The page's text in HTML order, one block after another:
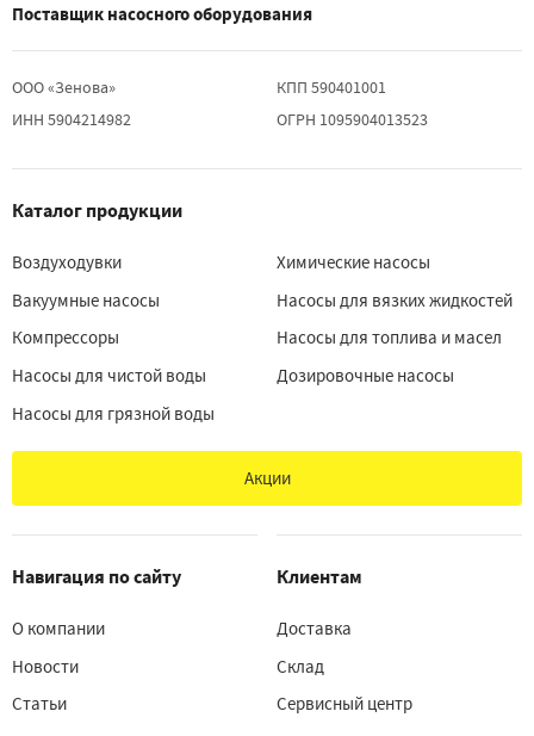
Поставщик насосного оборудования
ООО «Зенова»
ИНН 5904214982
КПП 590401001
ОГРН 1095904013523
Каталог продукции
Воздуходувки
Вакуумные насосы
Компрессоры
Насосы для чистой воды
Насосы для грязной воды
Химические насосы
Насосы для вязких жидкостей
Насосы для топлива и масел
Дозировочные насосы
Акции
Навигация по сайту
О компании
Новости
Статьи
Клиентам
Доставка
Склад
Сервисный центр